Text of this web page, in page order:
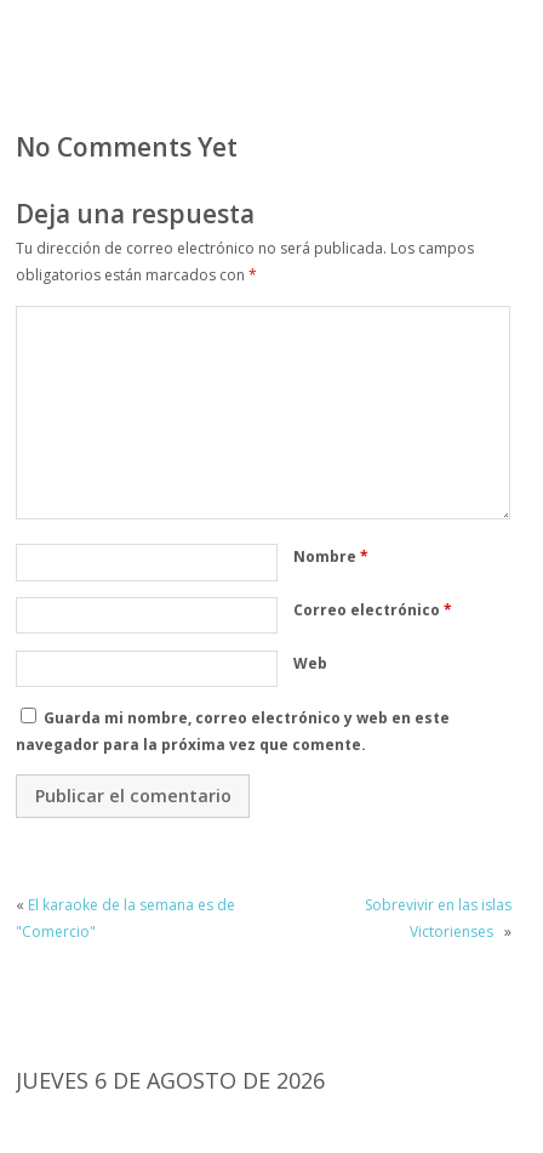
No Comments Yet
Deja una respuesta
Tu dirección de correo electrónico no será publicada. Los campos
obligatorios están marcados con*
Nombre*
Correo electrónico*
Web
Guarda mi nombre, correo electrónico y web en este
navegador para la próxima vez que comente.
« El karaoke de la semana es de
"Comercio"
Sobrevivir en las islas
Victorienses »
JUEVES 6 DE AGOSTO DE 2026